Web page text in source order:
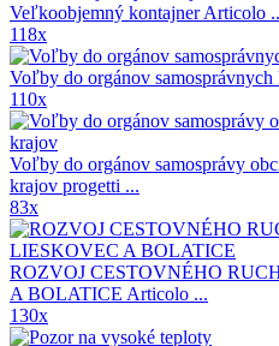
Veľkoobjemný kontajnerArticolo
118x
Voľby do orgánov samosprávnych
110x
Voľby do orgánov samosprávy
krajov progetti ...
83x
ROZVOJ CESTOVNÉHO
A BOLATICE Articolo ...
130x